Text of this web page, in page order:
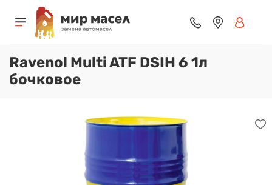
Ravenol Multi ATF DSIH 6 1л
бочковое